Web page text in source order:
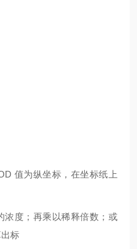
值为纵坐标，在坐标纸上
浓度；再乘以稀释倍数；或
标